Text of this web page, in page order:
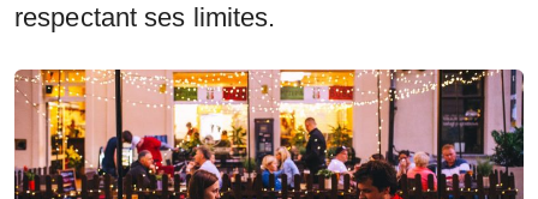
respectant ses limites.